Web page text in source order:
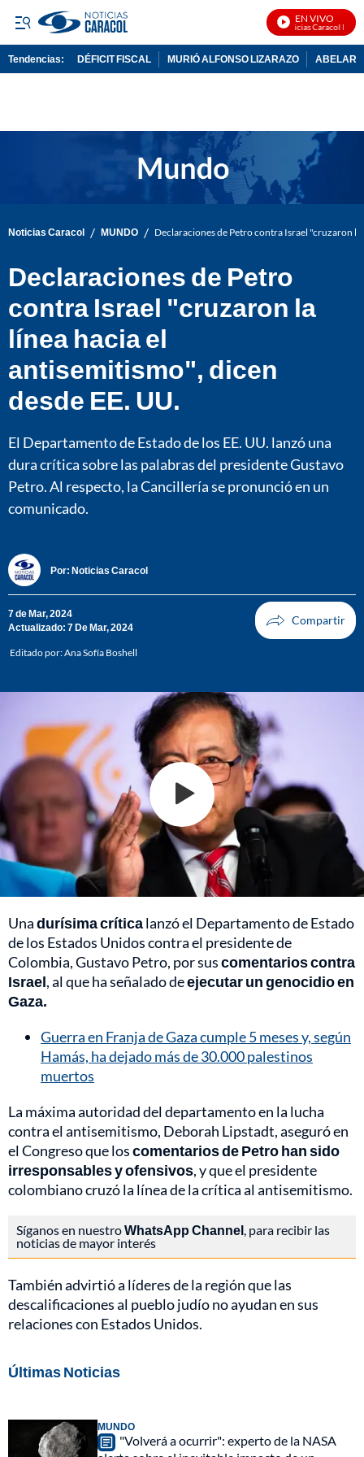
EN VIVO
Noticias Caracol En
Tendencias: DÉFICIT FISCAL MURIÓ ALFONSO LIZARAZO
Noticias Caracol / MUNDO / Declaraciones de Petro contra Israel "cruzaron
Declaraciones de Petro
contra Israel "cruzaron la
línea hacia el
antisemitismo", dicen
desde EE. UU.
El Departamento de Estado de los EE. UU. lanzó una
dura crítica sobre las palabras del presidente Gustavo
Petro. Al respecto, la Cancillería se pronunció en un
comunicado.
Por: Noticias Caracol
7 de Mar, 2024
Actualizado: 7 De Mar, 2024
Editado por:Ana Sofía Boshell
Unadurísima críticalanzó el Departamento de Estado
de los Estados Unidos contra el presidente de
Colombia, Gustavo Petro, por suscomentarios contra
Israel, al que ha señalado deejecutar un genocidio en
Gaza.
Guerra en Franja de Gaza cumple 5 meses y, según
Hamás, ha dejado más de 30.000 palestinos
muertos
La máxima autoridad del departamento en la lucha
contra el antisemitismo, Deborah Lipstadt, aseguró en
el Congreso que loscomentarios de Petro han sido
irresponsables y ofensivos, y que el presidente
colombiano cruzó la línea de la crítica al antisemitismo.
Síganos en nuestroWhatsApp Channel , para recibir las
noticias de mayor interés
También advirtió a líderes de la región que las
descalificaciones al pueblo judío no ayudan en sus
relaciones con Estados Unidos.
Últimas Noticias
MUNDO
"Volverá a ocurrir": experto de la NASA